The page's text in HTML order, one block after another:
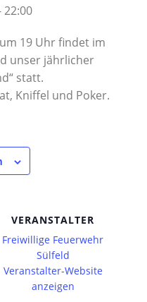
22:00
19 Uhr findet im
unser jährlicher
statt.
Kniffel und Poker.
VERANSTALTER
Freiwillige Feuerwehr
Sülfeld
Veranstalter-Website
anzeigen